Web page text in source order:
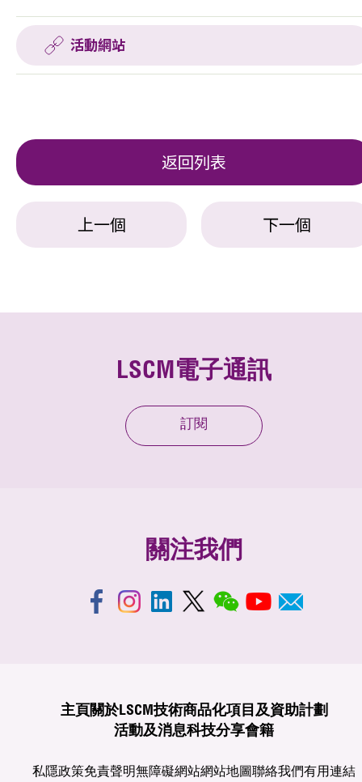
活動網站
返回列表
上一個 下一個
LSCM電子通訊
訂閱
關注我們
主頁 關於LSCM技術商品化項目及資助計劃
活動及消息科技分享會籍
私隱政策免責聲明無障礙網站網站地圖聯絡我們有用連結